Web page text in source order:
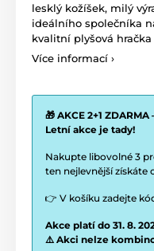
lesklý kožíšek, milý
ideálního společníka
kvalitní plyšová
Více informací ›
🎁 AKCE 2+1
Letní akce je tady!
Nakupte libovolné 3
ten nejlevnější získáte
👉 V košíku zadejte
Akce platí do 31. 8.
⚠️ Akci nelze